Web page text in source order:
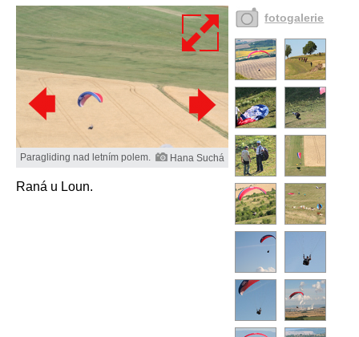
Paragliding nad letním polem. Hana Suchá
Raná u Loun.
fotogalerie